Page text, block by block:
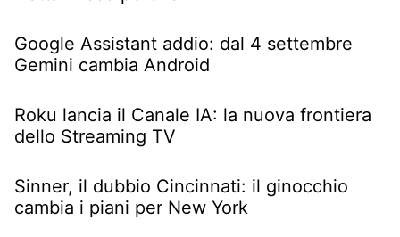
Google Assistant addio: dal 4 settembre
Gemini cambia Android
Roku lancia il Canale IA: la nuova frontiera
dello Streaming TV
Sinner, il dubbio Cincinnati: il ginocchio
cambia i piani per New York